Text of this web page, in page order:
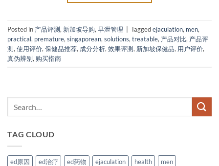
Posted in 产品评测, 新加坡导购, 早泄管理 Taggedejaculation, men,
practical, premature, singaporean, solutions, treatable, 产品对比, 产品评
测, 使用评价, 保健品推荐, 成分分析, 效果评测, 新加坡保健品, 用户评价,
真伪辨别, 购买指南
TAG CLOUD
ed原因 ed治疗 ed药物 ejaculation health
men